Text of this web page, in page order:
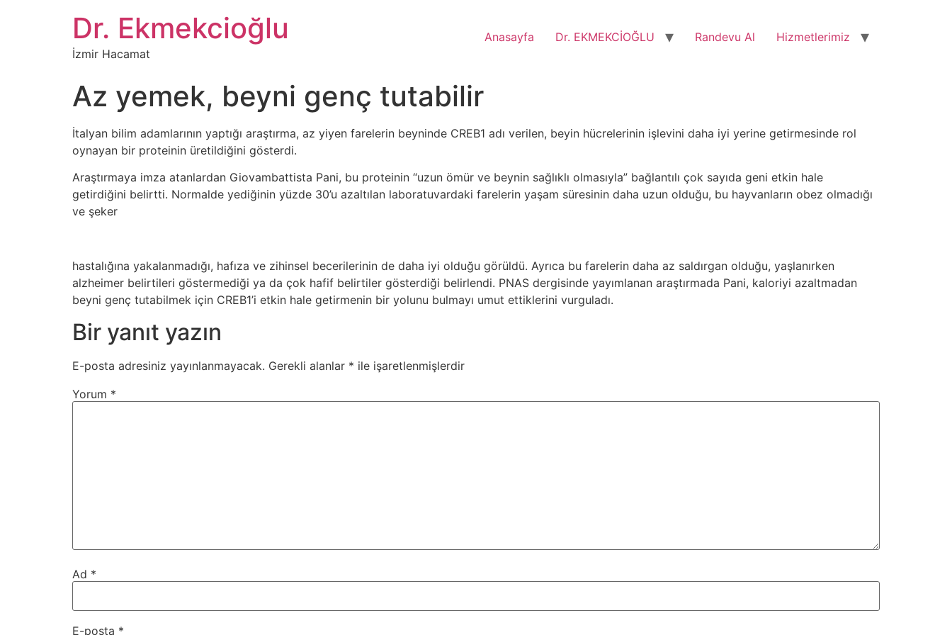
Dr. Ekmekcioğlu
İzmir Hacamat
Anasayfa Dr. EKMEKCİOĞLU Randevu Al Hizmetlerimiz
Az yemek, beyni genç tutabilir
İtalyan bilim adamlarının yaptığı araştırma, az yiyen farelerin beyninde CREB1 adı verilen, beyin hücrelerinin işlevini daha iyi yerine getirmesinde rol
oynayan bir proteinin üretildiğini gösterdi.
Araştırmaya imza atanlardan Giovambattista Pani, bu proteinin “uzun ömür ve beynin sağlıklı olmasıyla” bağlantılı çok sayıda geni etkin hale
getirdiğini belirtti. Normalde yediğinin yüzde 30’u azaltılan laboratuvardaki farelerin yaşam süresinin daha uzun olduğu, bu hayvanların obez olmadığı
ve şeker
hastalığına yakalanmadığı, hafıza ve zihinsel becerilerinin de daha iyi olduğu görüldü. Ayrıca bu farelerin daha az saldırgan olduğu, yaşlanırken
alzheimer belirtileri göstermediği ya da çok hafif belirtiler gösterdiği belirlendi. PNAS dergisinde yayımlanan araştırmada Pani, kaloriyi azaltmadan
beyni genç tutabilmek için CREB1’i etkin hale getirmenin bir yolunu bulmayı umut ettiklerini vurguladı.
Bir yanıt yazın
E-posta adresiniz yayınlanmayacak. Gerekli alanlar * ile işaretlenmişlerdir
Yorum *
Ad *
E-posta *